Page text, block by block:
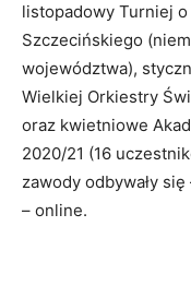
listopadowy Turniej
Szczecińskiego
województwa),
Wielkiej Orkiestry
oraz kwietniowe
2020/21 (16
zawody odbywały
– online.